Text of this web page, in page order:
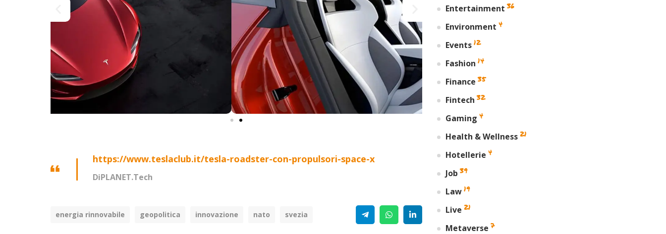
https://www.teslaclub.it/tesla-roadster-con-propulsori-space-x
DiPLANET.Tech
energia rinnovabile geopolitica innovazione nato svezia TelegramWhatsAppLinkedin
Entertainment 36
Environment 4
Events 12
Fashion 14
Finance 35
Fintech 32
Gaming 4
Health & Wellness 21
Hotellerie 4
Job 39
Law 19
Live 21
Metaverse 7